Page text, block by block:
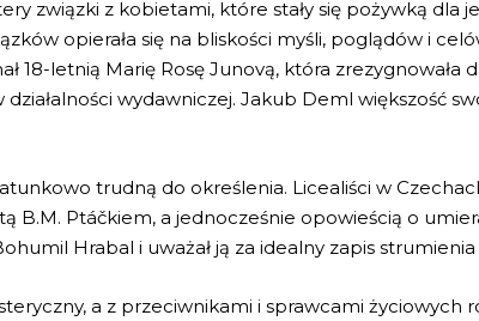
związki z kobietami, które stały się pożywką
opierała się na bliskości myśli, poglądów i
18-letnią Marię Rosę Junovą, która
wydawniczej. Jakub Deml większość
trudną do określenia. Licealiści w
B.M. Ptáčkiem, a jednocześnie opowieścią o
Hrabal i uważał ją za idealny zapis
a z przeciwnikami i sprawcami życiowych